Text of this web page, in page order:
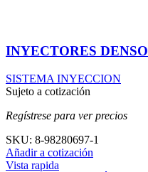
INYECTORES DENSO
SISTEMA INYECCION
Sujeto a cotización
Regístrese para ver precios
SKU: 8-98280697-1
Añadir a cotización
Vista rapida